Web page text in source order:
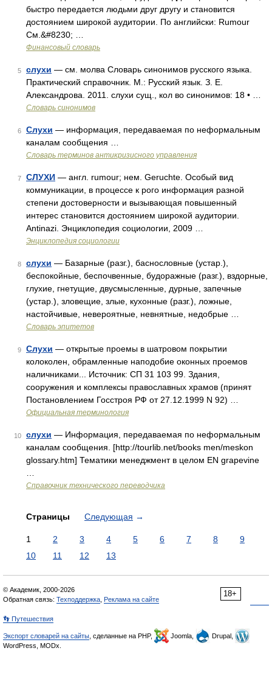
быстро передается людьми друг другу и становится
достоянием широкой аудитории. По английски: Rumour
См.&#8230; …
Финансовый словарь
5 слухи — см. молва Словарь синонимов русского языка.
Практический справочник. М.: Русский язык. З. Е.
Александрова. 2011. слухи сущ., кол во синонимов: 18 • …
Словарь синонимов
6 Слухи — информация, передаваемая по неформальным
каналам сообщения …
Словарь терминов антикризисного управления
7 СЛУХИ — англ. rumour; нем. Geruchte. Особый вид
коммуникации, в процессе к рого информация разной
степени достоверности и вызывающая повышенный
интерес становится достоянием широкой аудитории.
Antinazi. Энциклопедия социологии, 2009 …
Энциклопедия социологии
8 слухи — Базарные (разг.), баснословные (устар.),
беспокойные, беспочвенные, будоражные (разг.), вздорные,
глухие, гнетущие, двусмысленные, дурные, запечные
(устар.), зловещие, злые, кухонные (разг.), ложные,
настойчивые, невероятные, невнятные, недобрые …
Словарь эпитетов
9 Слухи — открытые проемы в шатровом покрытии
колоколен, обрамленные наподобие оконных проемов
наличниками... Источник: СП 31 103 99. Здания,
сооружения и комплексы православных храмов (принят
Постановлением Госстроя РФ от 27.12.1999 N 92) …
Официальная терминология
10 слухи — Информация, передаваемая по неформальным
каналам сообщения. [http://tourlib.net/books men/meskon
glossary.htm] Тематики менеджмент в целом EN grapevine
Справочник технического переводчика
Страницы Следующая →
1 2 3 4 5 6 7 8
9
10
11 12 13
18+
© Академик, 2000-2026
Обратная связь: Техподдержка Реклама на сайте
👣 Путешествия
Экспорт словарей на сайты , сделанные на PHP, Joomla,
Drupal,
WordPress, MODx.